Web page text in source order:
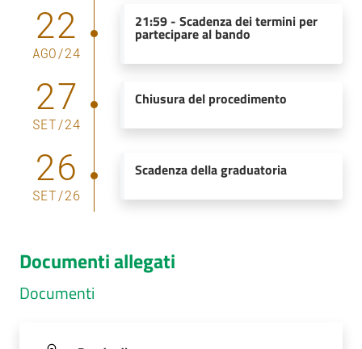
22
AGO/24
21:59- Scadenza dei termini per
partecipare al bando
27
SET/24
Chiusura del procedimento
26
SET/26
Scadenza della graduatoria
Documenti allegati
Documenti